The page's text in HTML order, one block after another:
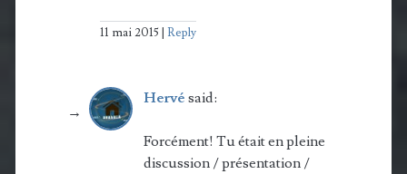
11 mai 2015 Reply
Hervé said:
Forcément! Tu était en pleine
discussion / présentation /